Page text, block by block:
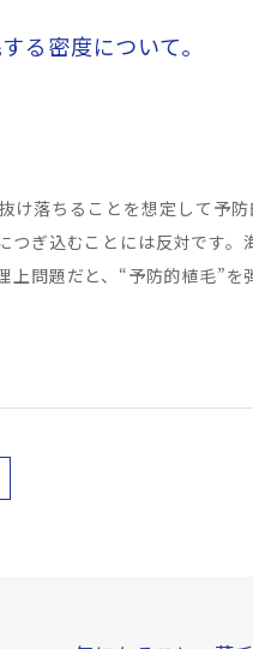
る密度について。
け落ちることを想定して予
つぎ込むことには反対です
上問題だと、“予防的植毛”を